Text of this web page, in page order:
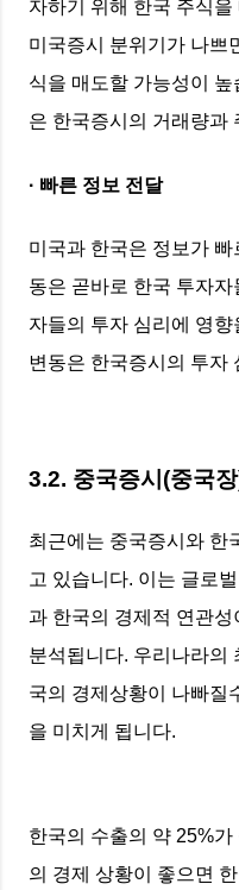
자하기 위해 한국 주식
미국증시 분위기가 나쁘
식을 매도할 가능성이
은 한국증시의 거래량과
· 빠른 정보 전달
미국과 한국은 정보가
동은 곧바로 한국 투자
자들의 투자 심리에 영
변동은 한국증시의 투자
3.2. 중국증시(중국
최근에는 중국증시와 한
고 있습니다. 이는 글로
과 한국의 경제적 연관
분석됩니다. 우리나라의
국의 경제상황이 나빠질
을 미치게 됩니다.
한국의 수출의 약 25%
의 경제 상황이 좋으면